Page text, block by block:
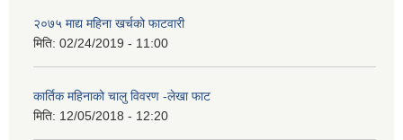
२०७५ माद्य महिना खर्चको फाटवारी
मिति: 02/24/2019 - 11:00
कार्तिक महिनाको चालु विवरण -लेखा फाट
मिति: 12/05/2018 - 12:20